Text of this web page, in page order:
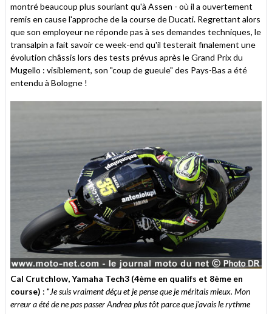
montré beaucoup plus souriant qu'à Assen - où il a ouvertement
remis en cause l'approche de la course de Ducati. Regrettant alors
que son employeur ne réponde pas à ses demandes techniques, le
transalpin a fait savoir ce week-end qu'il testerait finalement une
évolution châssis lors des tests prévus après le Grand Prix du
Mugello : visiblement, son "coup de gueule" des Pays-Bas a été
entendu à Bologne !
Cal Crutchlow, Yamaha Tech3 (4ème en qualifs et 8ème en
course) : "Je suis vraiment déçu et je pense que je méritais mieux. Mon
erreur a été de ne pas passer Andrea plus tôt parce que j'avais le rythme